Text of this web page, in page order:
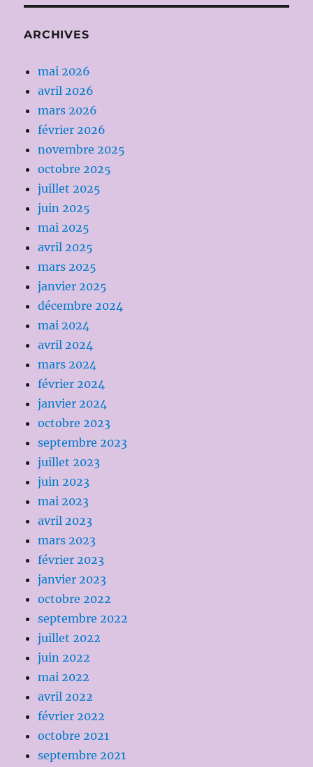
ARCHIVES
mai 2026
avril 2026
mars 2026
février 2026
novembre 2025
octobre 2025
juillet 2025
juin 2025
mai 2025
avril 2025
mars 2025
janvier 2025
décembre 2024
mai 2024
avril 2024
mars 2024
février 2024
janvier 2024
octobre 2023
septembre 2023
juillet 2023
juin 2023
mai 2023
avril 2023
mars 2023
février 2023
janvier 2023
octobre 2022
septembre 2022
juillet 2022
juin 2022
mai 2022
avril 2022
février 2022
octobre 2021
septembre 2021